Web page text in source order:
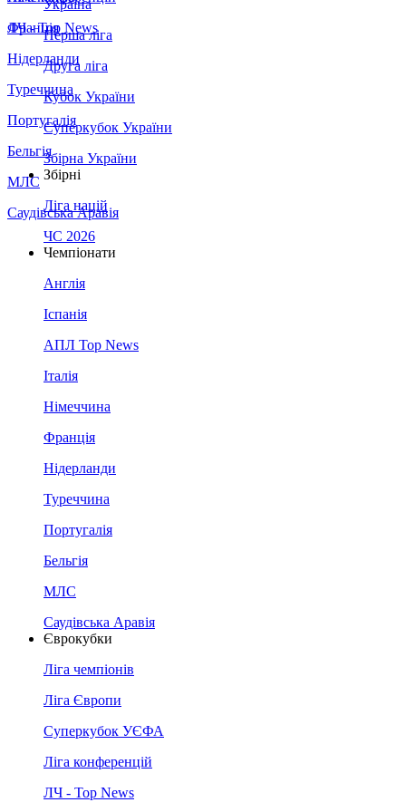
Франція
Нідерланди
Туреччина
Португалія
Бельгія
МЛС
Саудівська Аравія
ЛЧ - Top News
Україна
Перша ліга
Друга ліга
Кубок України
Суперкубок України
Збірна України
Збірні
Ліга націй
ЧС 2026
Чемпіонати
Англія
Іспанія
АПЛ Top News
Італія
Німеччина
Франція
Нідерланди
Туреччина
Португалія
Бельгія
МЛС
Саудівська Аравія
Єврокубки
Ліга чемпіонів
Ліга Європи
Суперкубок УЄФА
Ліга конференцій
ЛЧ - Top News